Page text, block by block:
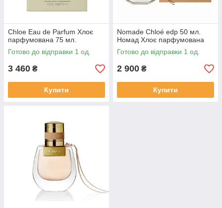
Chloe Eau de Parfum Хлоє
парфумована 75 мл.
Готово до відправки 1 од.
3 460 ₴
Купити
Nomade Chloé edp 50 мл.
Номад Хлоє парфумована
Готово до відправки 1 од.
2 900 ₴
Купити